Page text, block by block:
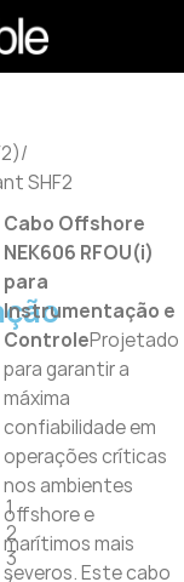
/
SHF2
1
2
3
Cabo Offshore
NEK606 RFOU(i)
para
Instrumentação e
ControleProjetado
para garantir a
máxima
confiabilidade em
operações críticas
nos ambientes
offshore e
marítimos mais
severos. Este cabo